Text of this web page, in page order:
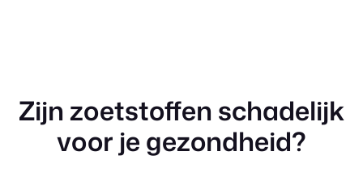
Zijn zoetstoffen schadelijk
voor je gezondheid?